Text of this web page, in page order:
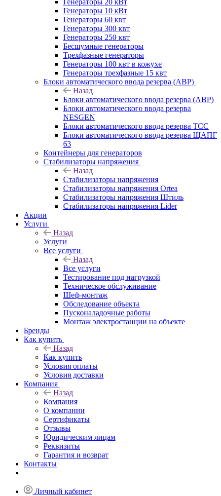
Генераторы 20 кВт
Генераторы 10 кВт
Генераторы 60 квт
Генераторы 300 квт
Генераторы 250 квт
Бесшумные генераторы
Трехфазные генераторы
Генераторы 100 квт в кожухе
Генераторы трехфазные 15 квт
Блоки автоматического ввода резерва (АВР)
Назад
Блоки автоматического ввода резерва (АВР)
Блоки автоматического ввода резерва
NESGEN
Блоки автоматического ввода резерва ТСС
Блоки автоматического ввода резерва ЩАПГ
63
Контейнеры для генераторов
Стабилизаторы напряжения
Назад
Стабилизаторы напряжения
Стабилизаторы напряжения Ortea
Стабилизаторы напряжения Штиль
Стабилизаторы напряжения Lider
Акции
Услуги
Назад
Услуги
Все услуги
Назад
Все услуги
Тестирование под нагрузкой
Техническое обслуживание
Шеф-монтаж
Обследование объекта
Пусконаладочные работы
Монтаж электростанции на объекте
Бренды
Как купить
Назад
Как купить
Условия оплаты
Условия доставки
Компания
Назад
Компания
О компании
Сертификаты
Отзывы
Юридическим лицам
Реквизиты
Гарантия и возврат
Контакты
Личный кабинет